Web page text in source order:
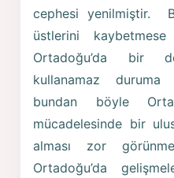
cephesi yenilmiştir.
üstlerini
Ortadoğu’da bir
kullanamaz duruma
bundan böyle
mücadelesinde bir
alması zor
Ortadoğu’da